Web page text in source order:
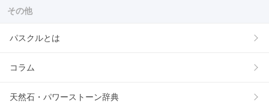
その他
パスクルとは
コラム
天然石・パワーストーン辞典